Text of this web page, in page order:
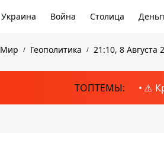
Украина Война Столица
Мир Геополитика 21:10, 8 Августа
ТОПТЕМЫ: ⚠️